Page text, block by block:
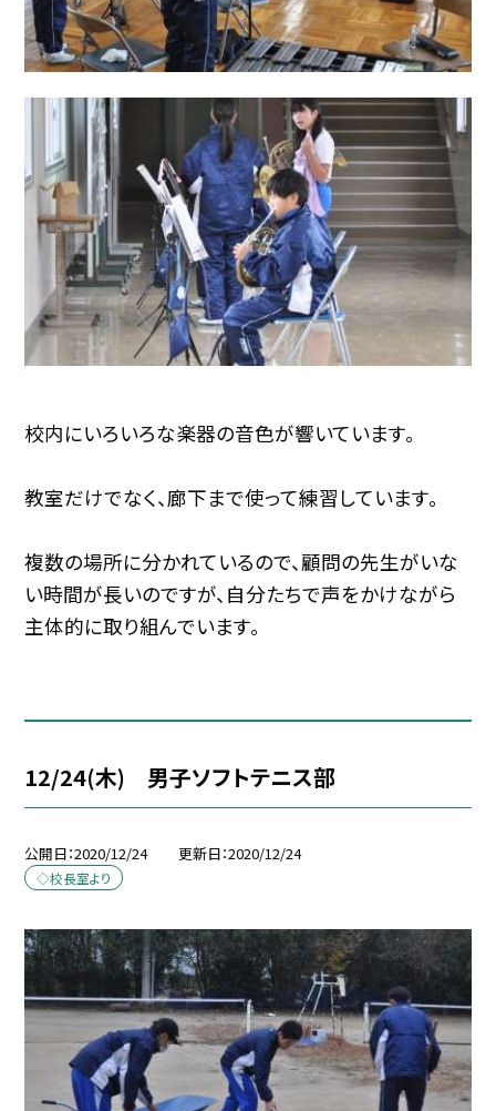
校内にいろいろな楽器の音色が響いています。
教室だけでなく、廊下まで使って練習しています。
複数の場所に分かれているので、顧問の先生がいな
い時間が長いのですが、自分たちで声をかけながら
主体的に取り組んでいます。
12/24(木) 男子ソフトテニス部
公開日 2020/12/24 更新日 2020/12/24
◇校長室より